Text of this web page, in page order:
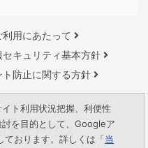
用にあたって
セキュリティ基本方針
ト防止に関する方針
ト利用状況把握、利便性
を目的として、Googleア
おります。詳しくは「当